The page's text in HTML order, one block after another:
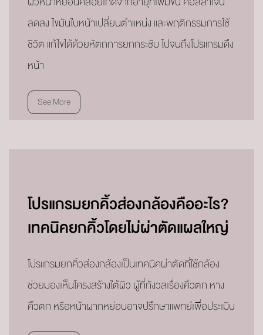
ลดลง ไขมันใบหน้าเปลี่ยนตำแหน่ง และพฤติกรรมการใช้
ชีวิต แก้ไขได้ด้วยหัตถการยกกระชับ ไปจนถึงโปรแกรมดึง
หน้า
See More
โปรแกรมยกคิ้วส่องกล้องคืออะไร?
เทคนิคยกคิ้วโดยไม่ผ่าตัดแผลใหญ่
โปรแกรมยกคิ้วส่องกล้องเป็นเทคนิคผ่าตัดที่ใช้กล้อง
ช่วยมองเห็นโครงสร้างใต้ผิว ผู้ที่กังวลเรื่องคิ้วตก หาง
คิ้วตก หรือหน้าผากหย่อนอาจปรึกษาแพทย์เพื่อประเมิน